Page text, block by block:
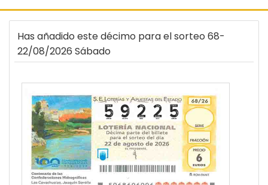
Has añadido este décimo para el sorteo 68-
22/08/2026 Sábado